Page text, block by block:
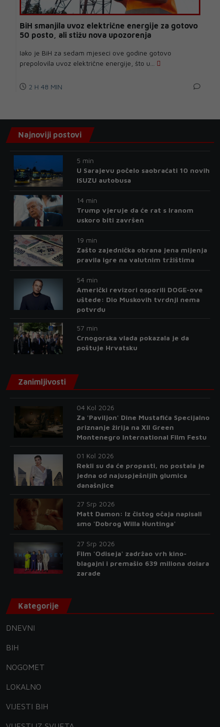
BiH smanjila uvoz električne energije za gotovo
50 posto, ali stižu nova upozorenja
Iako je BiH za sedam mjeseci ove godine gotovo
prepolovila uvoz električne energije, što u...
2 H 48 MIN
Najnoviji postovi
5 min
U Sarajevu počelo saobraćati 10 novih
ISUZU autobusa
14 min
Trump vjeruje da će rat s Iranom
uskoro biti završen
19 min
Zašto zajednička obrana jena mijenja
pravila igre na valutnim tržištima
54 min
Američki revizori osporili DOGE-ove
uštede: Dio Muskovih tvrdnji nema
potvrdu
57 min
Crnogorska vlada pokazala je da
poštuje Hrvatsku
Zanimljivosti
04 Kol 2026
Za 'Paviljon' Dine Mustafića Specijalno
priznanje žirija na XII Green
Montenegro International Film Festu
01 Kol 2026
Rekli su da će propasti, no postala je
jedna od najuspješnijih glumica
današnjice
27 Srp 2026
Matt Damon: Iz čistog očaja napisali
smo 'Dobrog Willa Huntinga'
27 Srp 2026
Film 'Odiseja' zadržao vrh kino-
blagajni i premašio 639 miliona dolara
zarade
Kategorije
DNEVNI
BIH
NOGOMET
LOKALNO
VIJESTI BIH